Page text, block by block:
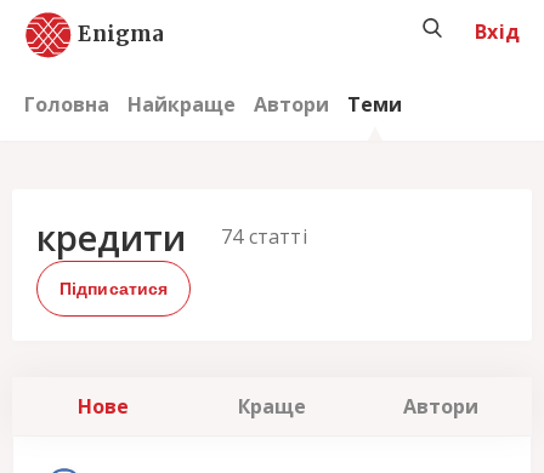
Enigma
Головна Найкраще Автори Теми
Вхід
кредити 74 статті
Підписатися
Нове Краще Автори